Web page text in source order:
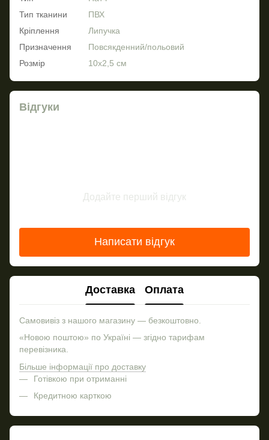
Тип тканини
ПВХ
Кріплення
Липучка
Призначення
Повсякденний/польовий
Розмір
10х2,5 см
Відгуки
Додайте перший відгук
Написати відгук
Доставка Оплата
Самовивіз з нашого магазину — безкоштовно.
«Новою поштою» по Україні — згідно тарифам
перевізника.
Більше інформації про доставку
Готівкою при отриманні
Кредитною карткою